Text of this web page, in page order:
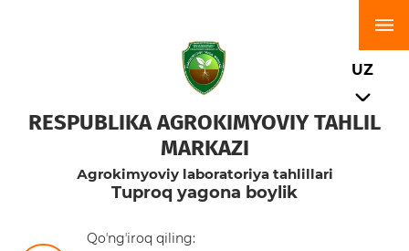
UZ
RESPUBLIKA AGROKIMYOVIY TAHLIL
MARKAZI
Аgrokimyoviy laboratoriya tahlillari
Tuproq yagona boylik
Qoʼngʼiroq qiling: